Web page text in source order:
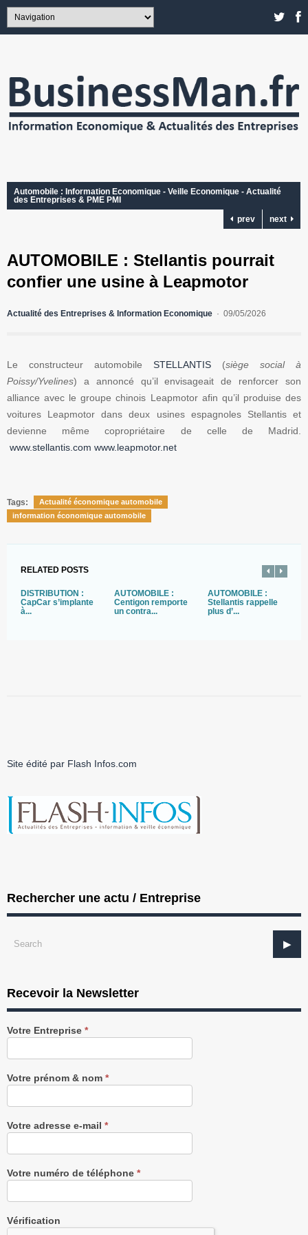
Automobile : Information Economique - Veille Economique - Actualité
des Entreprises & PME PMI
prev
next
AUTOMOBILE : Stellantis pourrait
confier une usine à Leapmotor
Actualité des Entreprises & Information Economique 09/05/2026
Le constructeur automobile STELLANTIS (siège social à
Poissy/Yvelines) a annoncé qu’il envisageait de renforcer son
alliance avec le groupe chinois Leapmotor afin qu’il produise des
voitures Leapmotor dans deux usines espagnoles Stellantis et
devienne même copropriétaire de celle de Madrid.
www.stellantis.com www.leapmotor.net
Tags:
Actualité économique automobile
information économique automobile
RELATED POSTS
DISTRIBUTION :
CapCar s’implante
à...
AUTOMOBILE :
Centigon remporte
un contra...
AUTOMOBILE :
Stellantis rappelle
plus d’...
Site édité par Flash Infos.com
Rechercher une actu / Entreprise
Recevoir la Newsletter
Recevez
notre
gratuitement
Votre Entreprise *
Votre prénom & nom *
Votre adresse e-mail *
Votre numéro de téléphone *
Vérification